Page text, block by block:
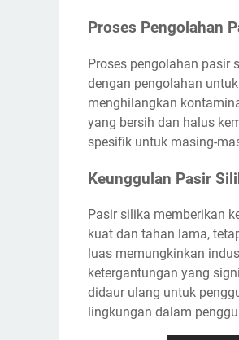
Proses Pengolahan
Proses pengolahan pasir
dengan pengolahan
menghilangkan
yang bersih dan halus
spesifik untuk masing-
Keunggulan Pasir
Pasir silika memberikan
kuat dan tahan lama,
luas memungkinkan
ketergantungan yang
didaur ulang untuk
lingkungan dalam